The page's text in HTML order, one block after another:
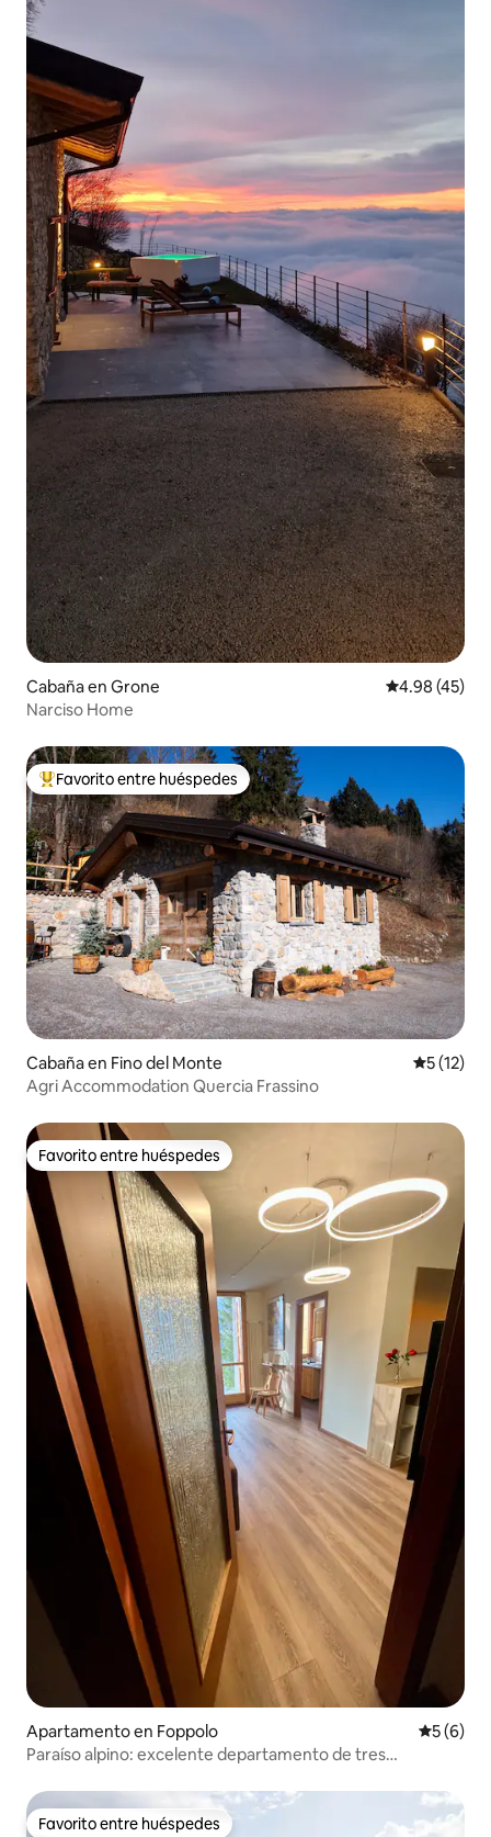
Cabaña en Grone Calificación
4.98 (45)
Narciso Home
Favorito entre huéspedes preferido
Favorito entre huéspedes
Cabaña en Fino del Monte
5 (12)
Agri Accommodation Quercia Frassino
Favorito entre huéspedes
Favorito entre huéspedes
Apartamento en Foppolo
5 (6)
Paraíso alpino: excelente departamento de tres
Favorito entre huéspedes